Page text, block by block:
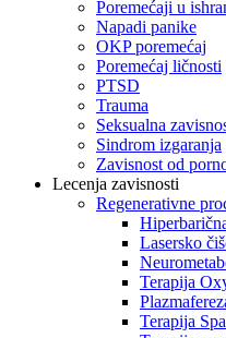
Poremećaji u
Napadi panike
OKP poremećaj
Poremećaj ličnosti
PTSD
Trauma
Seksualna
Sindrom izgaranja
Zavisnost od
Lecenja zavisnosti
Regenerativne
Lasersko
Terapija
Terapija